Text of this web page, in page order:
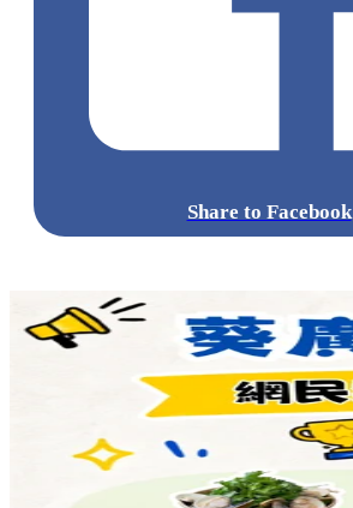
Share to Facebook